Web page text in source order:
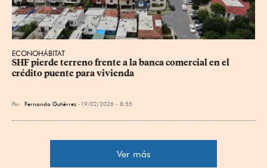
ECONOHÁBITAT
SHF pierde terreno frente a la banca comercial en el
crédito puente para vivienda
Por Fernando Gutiérrez 19/02/2026 - 8:55
Ver más